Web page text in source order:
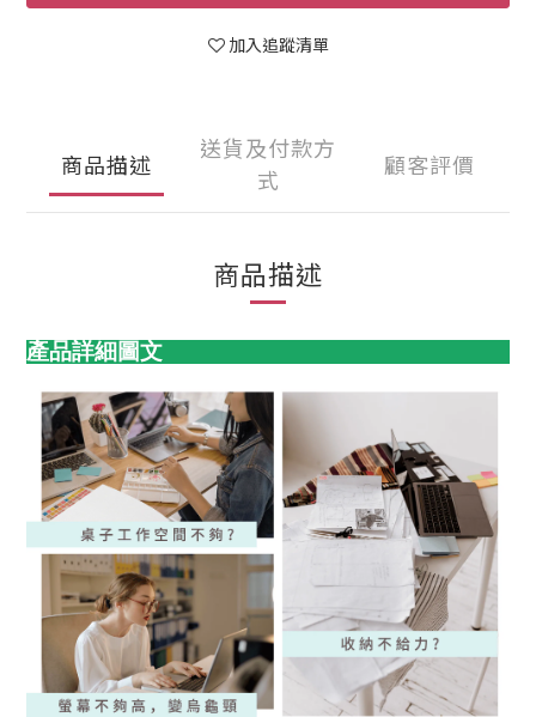
加入追蹤清單
商品描述
送貨及付款方
式
顧客評價
商品描述
產品詳細圖文